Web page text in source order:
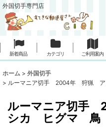
外国切手専門店
新着商品 カテゴリ ご利用案内
ホーム > 外国切手
> ルーマニア切手 2004年 狩猟
ルーマニア切
シカ ヒグマ